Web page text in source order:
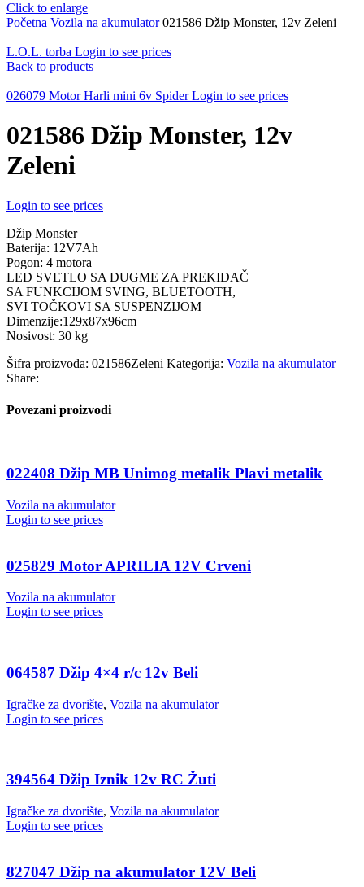
Click to enlarge
Početna Vozila na akumulator021586 Džip Monster, 12v Zeleni
L.O.L. torba Login to see prices
Back to products
026079 Motor Harli mini 6v SpiderLogin to see prices
021586 Džip Monster, 12v
Zeleni
Login to see prices
Džip Monster
Baterija: 12V7Ah
Pogon: 4 motora
LED SVETLO SA DUGME ZA PREKIDAČ
SA FUNKCIJOM SVING, BLUETOOTH,
SVI TOČKOVI SA SUSPENZIJOM
Dimenzije:129x87x96cm
Nosivost: 30 kg
Šifra proizvoda: 021586Zeleni Kategorija: Vozila na akumulator
Share:
Povezani proizvodi
022408 Džip MB Unimog metalik Plavi metalik
Vozila na akumulator
Login to see prices
025829 Motor APRILIA 12V Crveni
Vozila na akumulator
Login to see prices
064587 Džip 4×4 r/c 12v Beli
Igračke za dvorište, Vozila na akumulator
Login to see prices
394564 Džip Iznik 12v RC Žuti
Igračke za dvorište, Vozila na akumulator
Login to see prices
827047 Džip na akumulator 12V Beli